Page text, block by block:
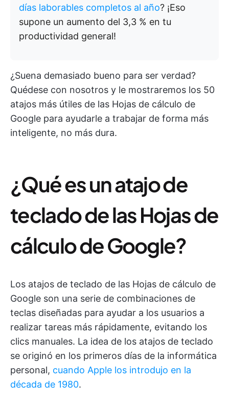
días laborables completos al año? ¡Eso
supone un aumento del 3,3 % en tu
productividad general!
¿Suena demasiado bueno para ser verdad?
Quédese con nosotros y le mostraremos los 50
atajos más útiles de las Hojas de cálculo de
Google para ayudarle a trabajar de forma más
inteligente, no más dura.
¿Qué es un atajo de
teclado de las Hojas de
cálculo de Google?
Los atajos de teclado de las Hojas de cálculo de
Google son una serie de combinaciones de
teclas diseñadas para ayudar a los usuarios a
realizar tareas más rápidamente, evitando los
clics manuales. La idea de los atajos de teclado
se originó en los primeros días de la informática
personal, cuando Apple los introdujo en la
década de 1980.